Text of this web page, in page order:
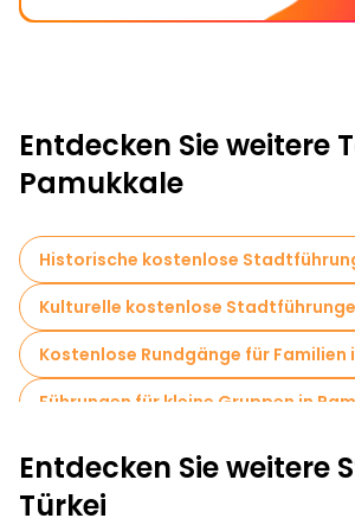
Entdecken Sie weitere
Pamukkale
Kulturelle kostenlose
Kostenlose Rundgänge für Familien
Führungen für kleine Gruppen in
Kostenlose Tagesausflüge in
Entdecken Sie weitere
Türkei